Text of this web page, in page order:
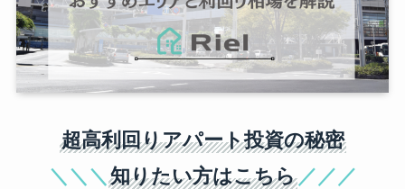
超高利回りアパート投資の秘密
＼＼＼ 知りたい方はこちら／／／